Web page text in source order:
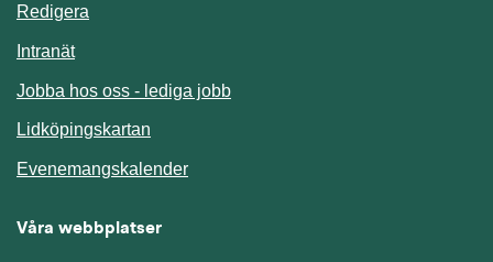
Redigera
IntranätLänk till annan webbplats.
Jobba hos oss - lediga jobb
Lidköpingskartan
EvenemangskalenderLänk till annan webbplats.
Våra webbplatser